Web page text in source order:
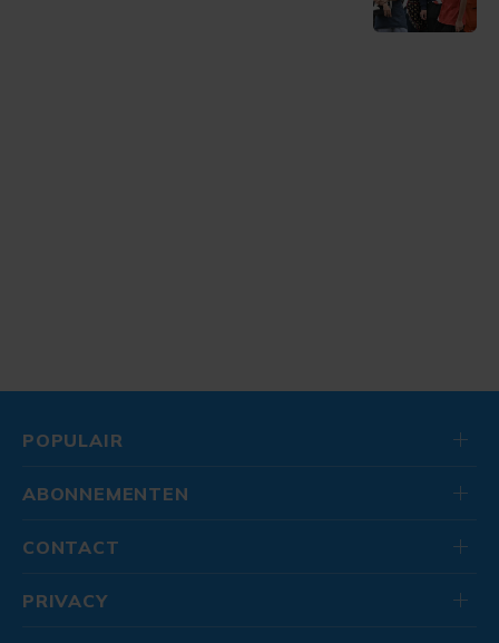
POPULAIR
ABONNEMENTEN
CONTACT
PRIVACY